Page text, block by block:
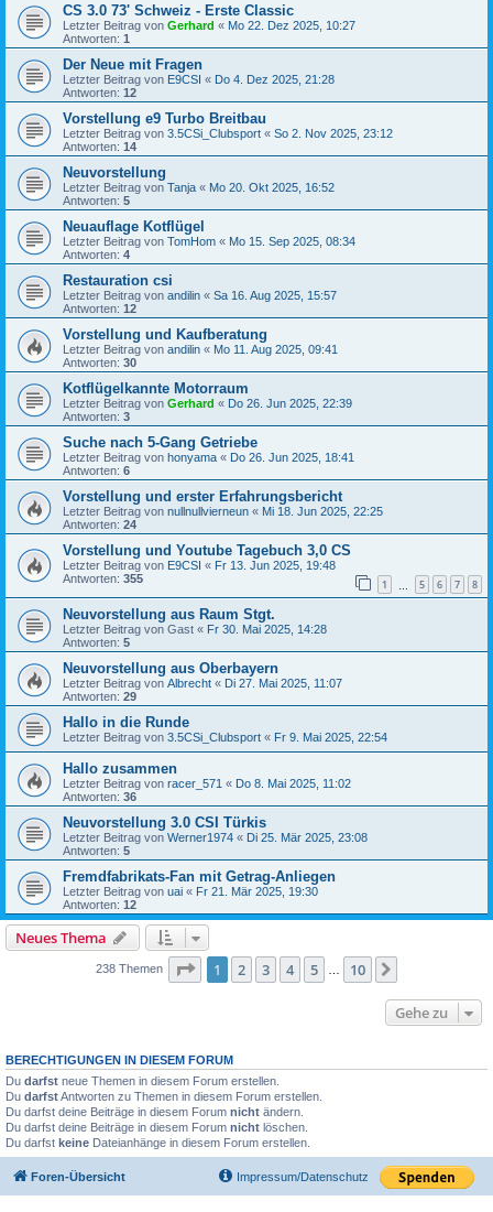
CS 3.0 73' Schweiz - Erste Classic
Letzter Beitrag von Gerhard « Mo 22. Dez 2025, 10:27
Antworten: 1
Der Neue mit Fragen
Letzter Beitrag von E9CSI « Do 4. Dez 2025, 21:28
Antworten: 12
Vorstellung e9 Turbo Breitbau
Letzter Beitrag von 3.5CSi_Clubsport « So 2. Nov 2025, 23:12
Antworten: 14
Neuvorstellung
Letzter Beitrag von Tanja « Mo 20. Okt 2025, 16:52
Antworten: 5
Neuauflage Kotflügel
Letzter Beitrag von TomHom « Mo 15. Sep 2025, 08:34
Antworten: 4
Restauration csi
Letzter Beitrag von andilin « Sa 16. Aug 2025, 15:57
Antworten: 12
Vorstellung und Kaufberatung
Letzter Beitrag von andilin « Mo 11. Aug 2025, 09:41
Antworten: 30
Kotflügelkannte Motorraum
Letzter Beitrag von Gerhard « Do 26. Jun 2025, 22:39
Antworten: 3
Suche nach 5-Gang Getriebe
Letzter Beitrag von honyama « Do 26. Jun 2025, 18:41
Antworten: 6
Vorstellung und erster Erfahrungsbericht
Letzter Beitrag von nullnullvierneun « Mi 18. Jun 2025, 22:25
Antworten: 24
Vorstellung und Youtube Tagebuch 3,0 CS
Letzter Beitrag von E9CSI « Fr 13. Jun 2025, 19:48
Antworten: 355 1 5 6 7 8
Neuvorstellung aus Raum Stgt.
Letzter Beitrag von Gast « Fr 30. Mai 2025, 14:28
Antworten: 5
Neuvorstellung aus Oberbayern
Letzter Beitrag von Albrecht « Di 27. Mai 2025, 11:07
Antworten: 29
Hallo in die Runde
Letzter Beitrag von 3.5CSi_Clubsport « Fr 9. Mai 2025, 22:54
Hallo zusammen
Letzter Beitrag von racer_571 « Do 8. Mai 2025, 11:02
Antworten: 36
Neuvorstellung 3.0 CSI Türkis
Letzter Beitrag von Werner1974 « Di 25. Mär 2025, 23:08
Antworten: 5
Fremdfabrikats-Fan mit Getrag-Anliegen
Letzter Beitrag von uai « Fr 21. Mär 2025, 19:30
Antworten: 12
Neues Thema
238 Themen Seite 1von 10
1 2 3 4 5 10
Gehe zu
BERECHTIGUNGEN IN DIESEM FORUM
Du darfst neue Themen in diesem Forum erstellen.
Du darfstAntworten zu Themen in diesem Forum erstellen.
Du darfst deine Beiträge in diesem Forum nicht ändern.
Du darfst deine Beiträge in diesem Forum nicht löschen.
Du darfst keine Dateianhänge in diesem Forum erstellen.
Foren-Übersicht Impressum/Datenschutz